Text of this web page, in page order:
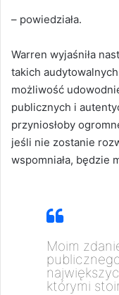
– powiedziała.
Warren wyjaśniła
takich
możliwość
publicznych i
przyniosłoby
jeśli nie zostanie
wspomniała, będzie
Moim
którymi